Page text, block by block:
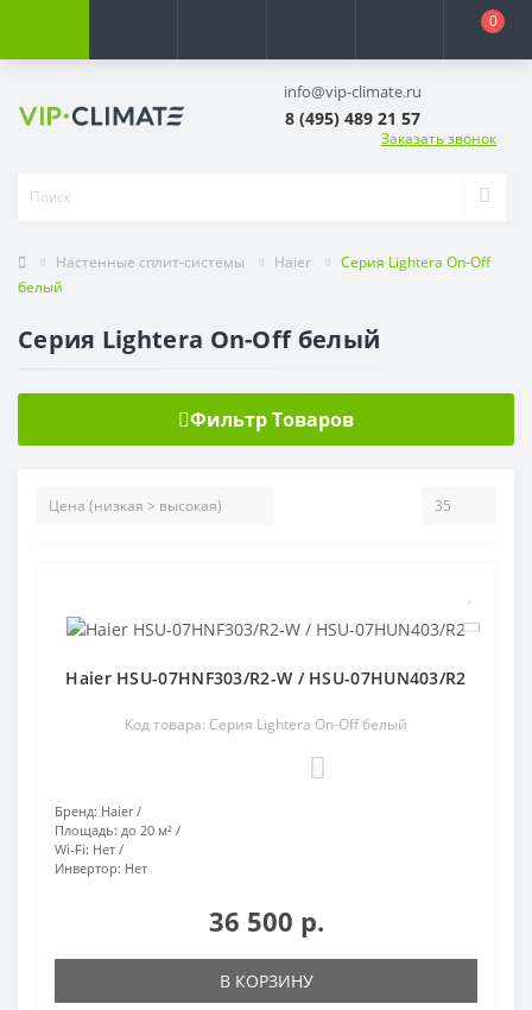
0
info@vip-climate.ru
8 (495) 489 21 57
Заказать звонок
Настенные сплит-системы Haier
Серия Lightera On-Off
белый
Серия Lightera On-Off белый
Фильтр Товаров
Haier HSU-07HNF303/R2-W / HSU-07HUN403/R2
Код товара: Серия Lightera On-Off белый
Бренд: Haier
Площадь: до 20 м²
Wi-Fi: Нет
Инвертор: Нет
36 500 р.
В КОРЗИНУ